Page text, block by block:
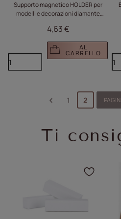
Supporto magnetico HOLDER per
modelli e decorazioni diamante
4,63 €
AL
CARRELLO
1 2
Ti
Fare